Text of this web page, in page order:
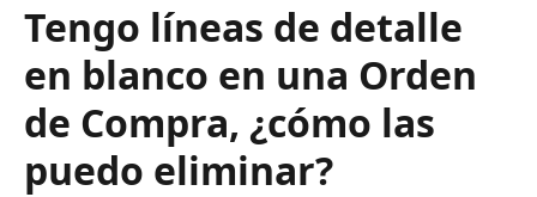
Tengo líneas de detalle
en blanco en una Orden
de Compra, ¿cómo las
puedo eliminar?